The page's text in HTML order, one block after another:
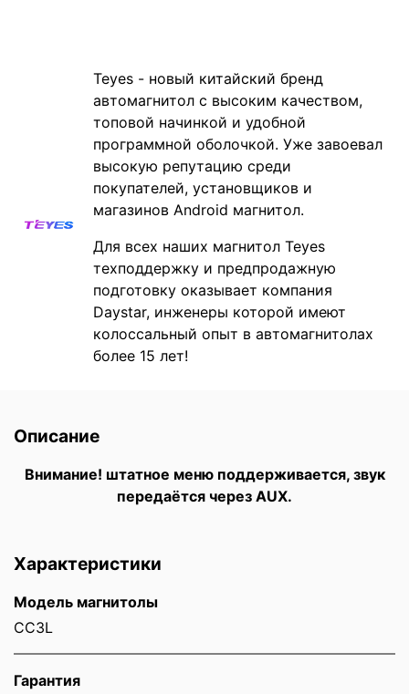
Teyes - новый китайский бренд
автомагнитол с высоким качеством,
топовой начинкой и удобной
программной оболочкой. Уже завоевал
высокую репутацию среди
покупателей, установщиков и
магазинов Android магнитол.
Для всех наших магнитол Teyes
техподдержку и предпродажную
подготовку оказывает компания
Daystar, инженеры которой имеют
колоссальный опыт в автомагнитолах
более 15 лет!
Описание
Внимание! штатное меню поддерживается, звук
передаётся через AUX.
Характеристики
Модель магнитолы
CC3L
Гарантия